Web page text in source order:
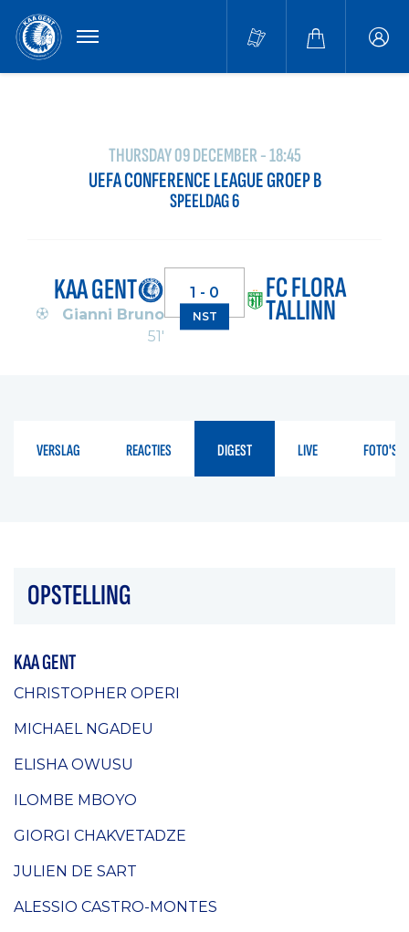
MENU
THURSDAY 09 DECEMBER - 18:45
UEFA CONFERENCE LEAGUE GROEP B
SPEELDAG 6
KAA GENT
Gianni Bruno
51'
1 - 0
NST
FC FLORA
TALLINN
VERSLAG REACTIES DIGEST LIVE FOTO'S
OPSTELLING
KAA GENT
CHRISTOPHER OPERI
MICHAEL NGADEU
ELISHA OWUSU
ILOMBE MBOYO
GIORGI CHAKVETADZE
JULIEN DE SART
ALESSIO CASTRO-MONTES